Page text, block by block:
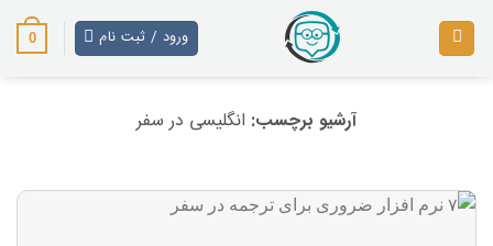
ورود / ثبت نام 0
آرشیو برچسب: انگلیسی در سفر